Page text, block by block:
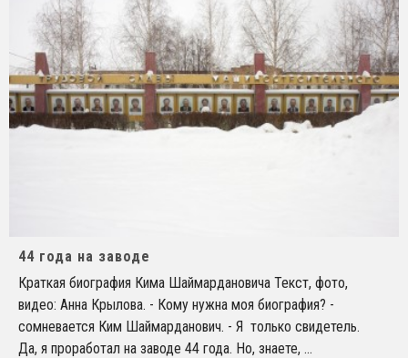
44 года на заводе
Краткая биография Кима Шаймардановича Текст, фото,
видео: Анна Крылова. - Кому нужна моя биография? -
сомневается Ким Шаймарданович. - Я только свидетель.
Да, я проработал на заводе 44 года. Но, знаете, ...